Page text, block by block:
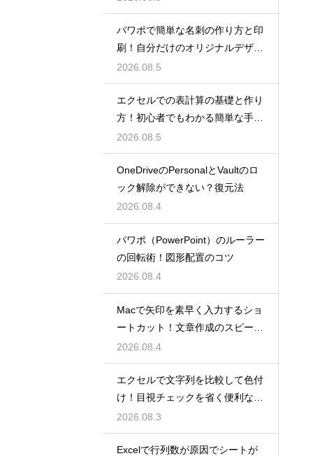
パワポで簡単な名刺の作り方と印
刷！自分だけのオリジナルデザイ
ン
2026.08.5
エクセルでの表計算の基礎と作り
方！初心者でもわかる簡単な手順
を紹介
2026.08.5
OneDriveのPersonalとVaultのロ
ック解除ができない？復元法
2026.08.4
パワポ（PowerPoint）のルーラー
の回転術！図形配置のコツ
2026.08.4
Macで矢印を素早く入力するショ
ートカット！文章作成のスピード
を上げる
2026.08.4
エクセルで文字列を比較して色付
け！目視チェックを省く便利な関
数
2026.08.3
Excelで行列数が原因でシートが